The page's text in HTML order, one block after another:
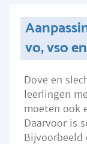
vo, vso
Dove en
leerlingen
moeten ook
Daarvoor is
Bijvoorbeeld